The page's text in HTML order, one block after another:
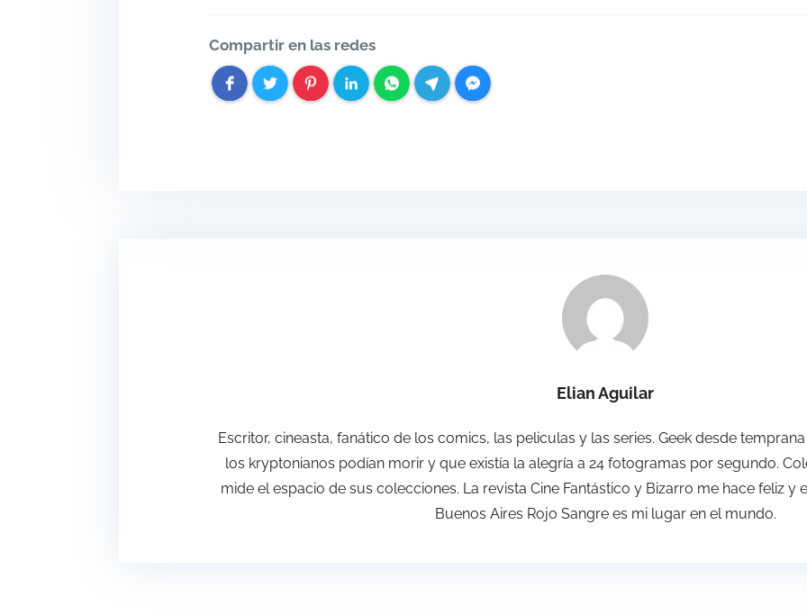
Compartir en las redes
Elian Aguilar
Escritor, cineasta, fanático de los comics, las peliculas y las series. Geek desde
los kryptonianos podían morir y que existía la alegría a 24 fotogramas por segundo.
mide el espacio de sus colecciones. La revista Cine Fantástico y Bizarro me hace feliz y
Buenos Aires Rojo Sangre es mi lugar en el mundo.